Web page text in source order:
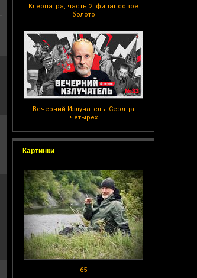
Клеопатра, часть 2: финансовое
болото
Вечерний Излучатель: Сердца
четырех
Картинки
65